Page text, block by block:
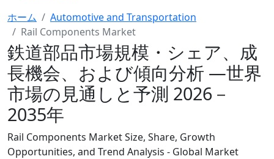
ホーム
Automotive and Transportation
Rail Components Market
鉄道部品市場規模・シェア、成
長機会、および傾向分析 ―世界
市場の見通しと予測 2026－
2035年
Rail Components Market Size, Share, Growth
Opportunities, and Trend Analysis - Global Market